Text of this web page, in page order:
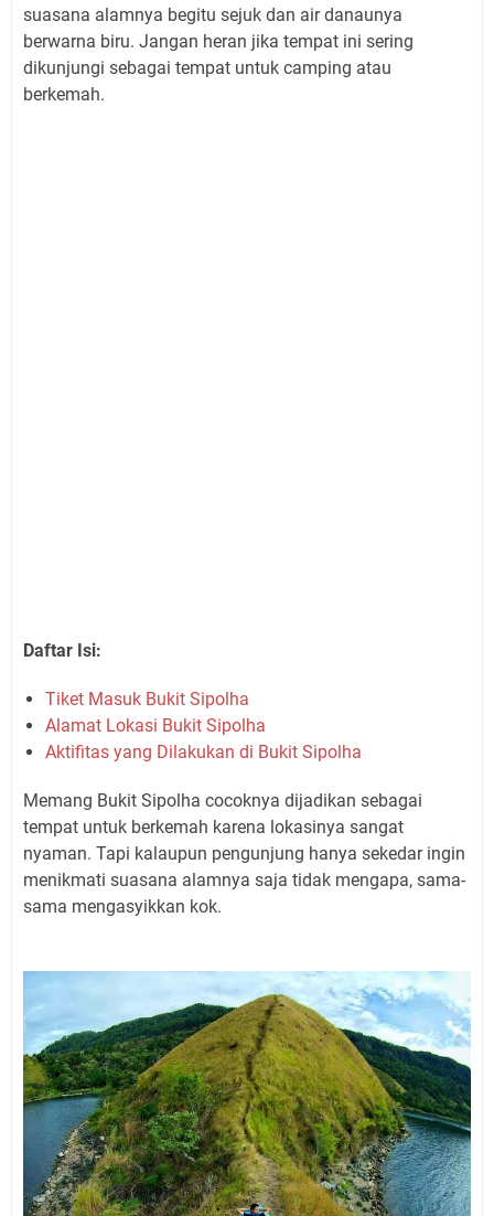
suasana alamnya begitu sejuk dan air danaunya
berwarna biru. Jangan heran jika tempat ini sering
dikunjungi sebagai tempat untuk camping atau
berkemah.
Daftar Isi:
Tiket Masuk Bukit Sipolha
Alamat Lokasi Bukit Sipolha
Aktifitas yang Dilakukan di Bukit Sipolha
Memang Bukit Sipolha cocoknya dijadikan sebagai
tempat untuk berkemah karena lokasinya sangat
nyaman. Tapi kalaupun pengunjung hanya sekedar ingin
menikmati suasana alamnya saja tidak mengapa, sama-
sama mengasyikkan kok.